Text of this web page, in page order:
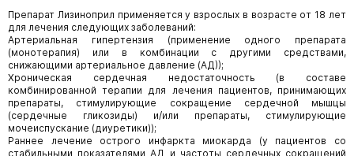
Препарат Лизиноприл применяется у взрослых в возрасте от 18 лет
для лечения следующих заболеваний:
Артериальная гипертензия (применение одного препарата
(монотерапия) или в комбинации с другими средствами,
снижающими артериальное давление (АД));
Хроническая сердечная недостаточность (в составе
комбинированной терапии для лечения пациентов, принимающих
препараты, стимулирующие сокращение сердечной мышцы
(сердечные гликозиды) и/или препараты, стимулирующие
мочеиспускание (диуретики));
Раннее лечение острого инфаркта миокарда (у пациентов со
стабильными показателями АД и частоты сердечных сокращений